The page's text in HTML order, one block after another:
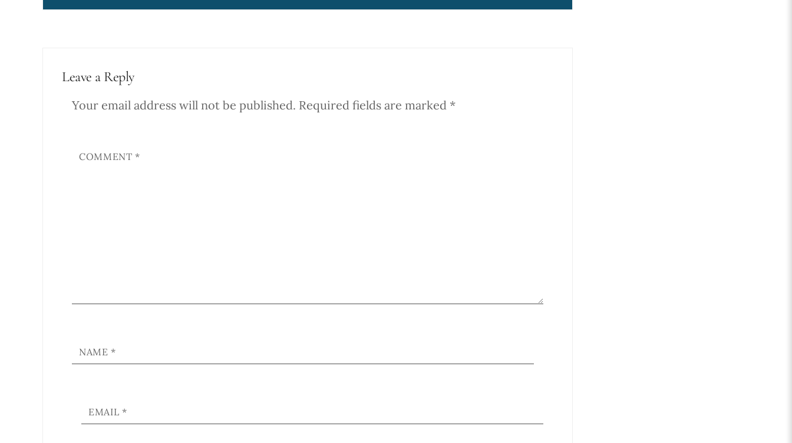
Leave a Reply
Your email address will not be published. Required fields are marked *
COMMENT*
NAME*
EMAIL *